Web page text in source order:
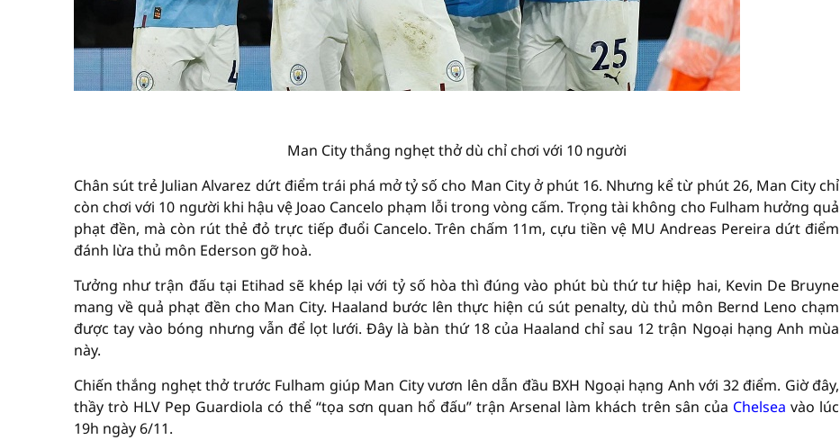
Man City thắng nghẹt thở dù chỉ chơi với 10 người
Chân sút trẻ Julian Alvarez dứt điểm trái phá mở tỷ số cho Man City ở phút 16. Nhưng kể từ phút 26, Man City chỉ
còn chơi với 10 người khi hậu vệ Joao Cancelo phạm lỗi trong vòng cấm. Trọng tài không cho Fulham hưởng quả
phạt đền, mà còn rút thẻ đỏ trực tiếp đuổi Cancelo. Trên chấm 11m, cựu tiền vệ MU Andreas Pereira dứt điểm
đánh lừa thủ môn Ederson gỡ hoà.
Tưởng như trận đấu tại Etihad sẽ khép lại với tỷ số hòa thì đúng vào phút bù thứ tư hiệp hai, Kevin De Bruyne
mang về quả phạt đền cho Man City. Haaland bước lên thực hiện cú sút penalty, dù thủ môn Bernd Leno chạm
được tay vào bóng nhưng vẫn để lọt lưới. Đây là bàn thứ 18 của Haaland chỉ sau 12 trận Ngoại hạng Anh mùa
này.
Chiến thắng nghẹt thở trước Fulham giúp Man City vươn lên dẫn đầu BXH Ngoại hạng Anh với 32 điểm. Giờ đây,
thầy trò HLV Pep Guardiola có thể “tọa sơn quan hổ đấu” trận Arsenal làm khách trên sân của Chelsea vào lúc
19h ngày 6/11.